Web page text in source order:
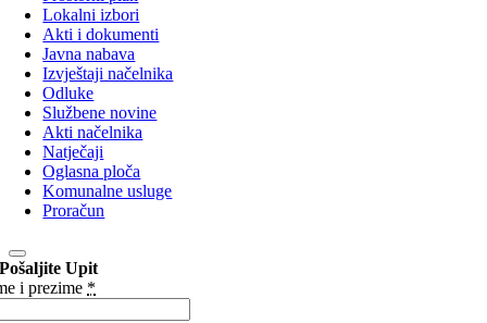
Lokalni izbori
Akti i dokumenti
Javna nabava
Izvještaji načelnika
Odluke
Službene novine
Akti načelnika
Natječaji
Oglasna ploča
Komunalne usluge
Proračun
Pošaljite Upit
i prezime *